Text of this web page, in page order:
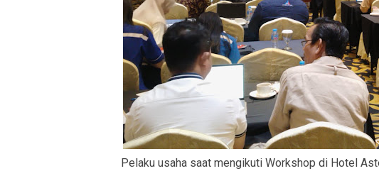
Pelaku usaha saat mengikuti Workshop di Hotel